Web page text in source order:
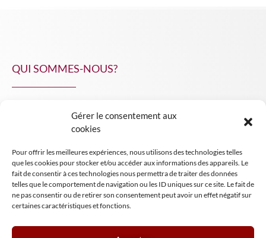
Gérer le consentement aux
cookies
Pour offrir les meilleures expériences, nous utilisons des technologies telles
que les cookies pour stocker et/ou accéder aux informations des appareils. Le
fait de consentir à ces technologies nous permettra de traiter des données
telles que le comportement de navigation ou les ID uniques sur ce site. Le fait de
ne pas consentir ou de retirer son consentement peut avoir un effet négatif sur
certaines caractéristiques et fonctions.
QUI SOMMES-NOUS?
INSIGHT NPA